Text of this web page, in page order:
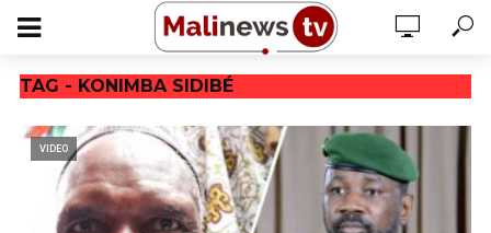
TAG - KONIMBA SIDIBÉ
VIDEO